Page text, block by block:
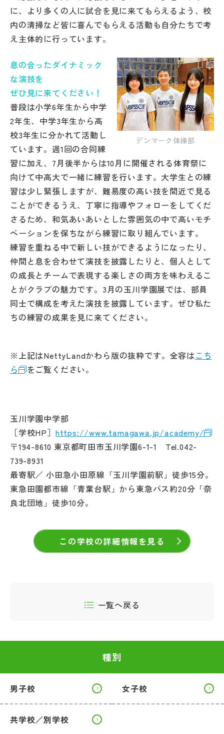
に、より多くの人に試合を見に来てもらえるよう、校
内の清掃など皆に喜んでもらえる活動も自分たちで考
え主体的に行っています。
デンマーク体操部
息の合ったダイナミック
な演技を
ぜひ見に来てください！
普段は小学6年生から中学
2年生、中学3年生から高
校3年生に分かれて活動し
ています。週1回の合同練
習に加え、7月後半からは10月に開催される体育祭に
向けて中高大で一緒に練習を行います。大学生との練
習は少し緊張しますが、難易度の高い技を間近で見る
ことができるうえ、丁寧に指導やフォローをしてくだ
さるため、和気あいあいとした雰囲気の中で高いモチ
ベーションを保ちながら練習に取り組んでいます。
練習を重ねる中で新しい技ができるようになったり、
仲間と息を合わせて演技を披露したりと、個人として
の成長とチームで表現する楽しさの両方を味わえるこ
とがクラブの魅力です。3月の玉川学園展では、部員
同士で構成を考えた演技を披露しています。ぜひ私た
ちの練習の成果を見に来てください。
※上記はNettyLandかわら版の抜粋です。全容はこち
ら
をご覧ください。
玉川学園中学部
［学校HP］ https://www.tamagawa.jp/academy/
〒194-8610 東京都町田市玉川学園6-1-1 Tel.042-
739-8931
最寄駅／ 小田急小田原線「玉川学園前駅」徒歩15分。
東急田園都市線「青葉台駅」から東急バス約20分「奈
良北団地」徒歩10分。
この学校の詳細情報を見る
一覧へ戻る
種別
男子校 女子校
共学校／別学校